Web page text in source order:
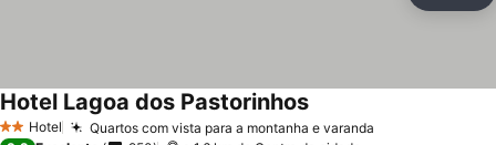
2 Estrelas
Hotel Quartos com vista para a montanha e varanda
Hotel Lagoa dos PastorinhosVer preços